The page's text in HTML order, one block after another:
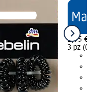
2,95 €
3 pz